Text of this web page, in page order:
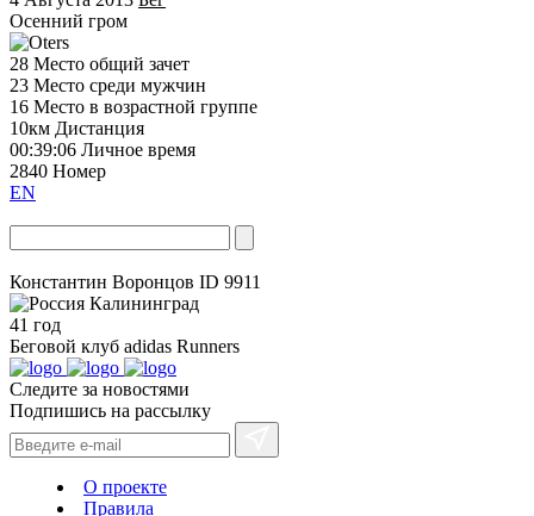
Осенний гром
28 Место общий зачет
23 Место среди мужчин
16 Место в возрастной группе
10км Дистанция
00:39:06 Личное время
2840 Номер
EN
Константин Воронцов ID 9911
Калининград
41 год
Беговой клуб adidas Runners
Следите за новостями
Подпишись на рассылку
О проекте
Правила